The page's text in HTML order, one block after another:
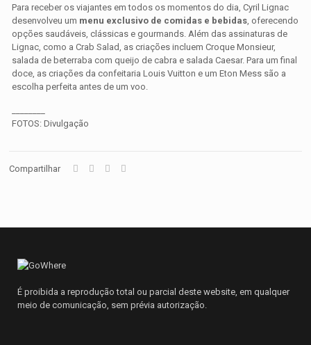
Para receber os viajantes em todos os momentos do dia, Cyril Lignac
desenvolveu um menu exclusivo de comidas e bebidas , oferecendo
opções saudáveis, clássicas e gourmands. Além das assinaturas de
Lignac, como a Crab Salad, as criações incluem Croque Monsieur,
salada de beterraba com queijo de cabra e salada Caesar. Para um final
doce, as criações da confeitaria Louis Vuitton e um Eton Mess são a
escolha perfeita antes de um voo.
FOTOS: Divulgação
Compartilhar
É proibida a reprodução total ou parcial deste website, em qualquer
meio de comunicação, sem prévia autorização.